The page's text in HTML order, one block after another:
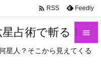
占術で斬る！
星人？そこから見えてくる


 RSS Feedly